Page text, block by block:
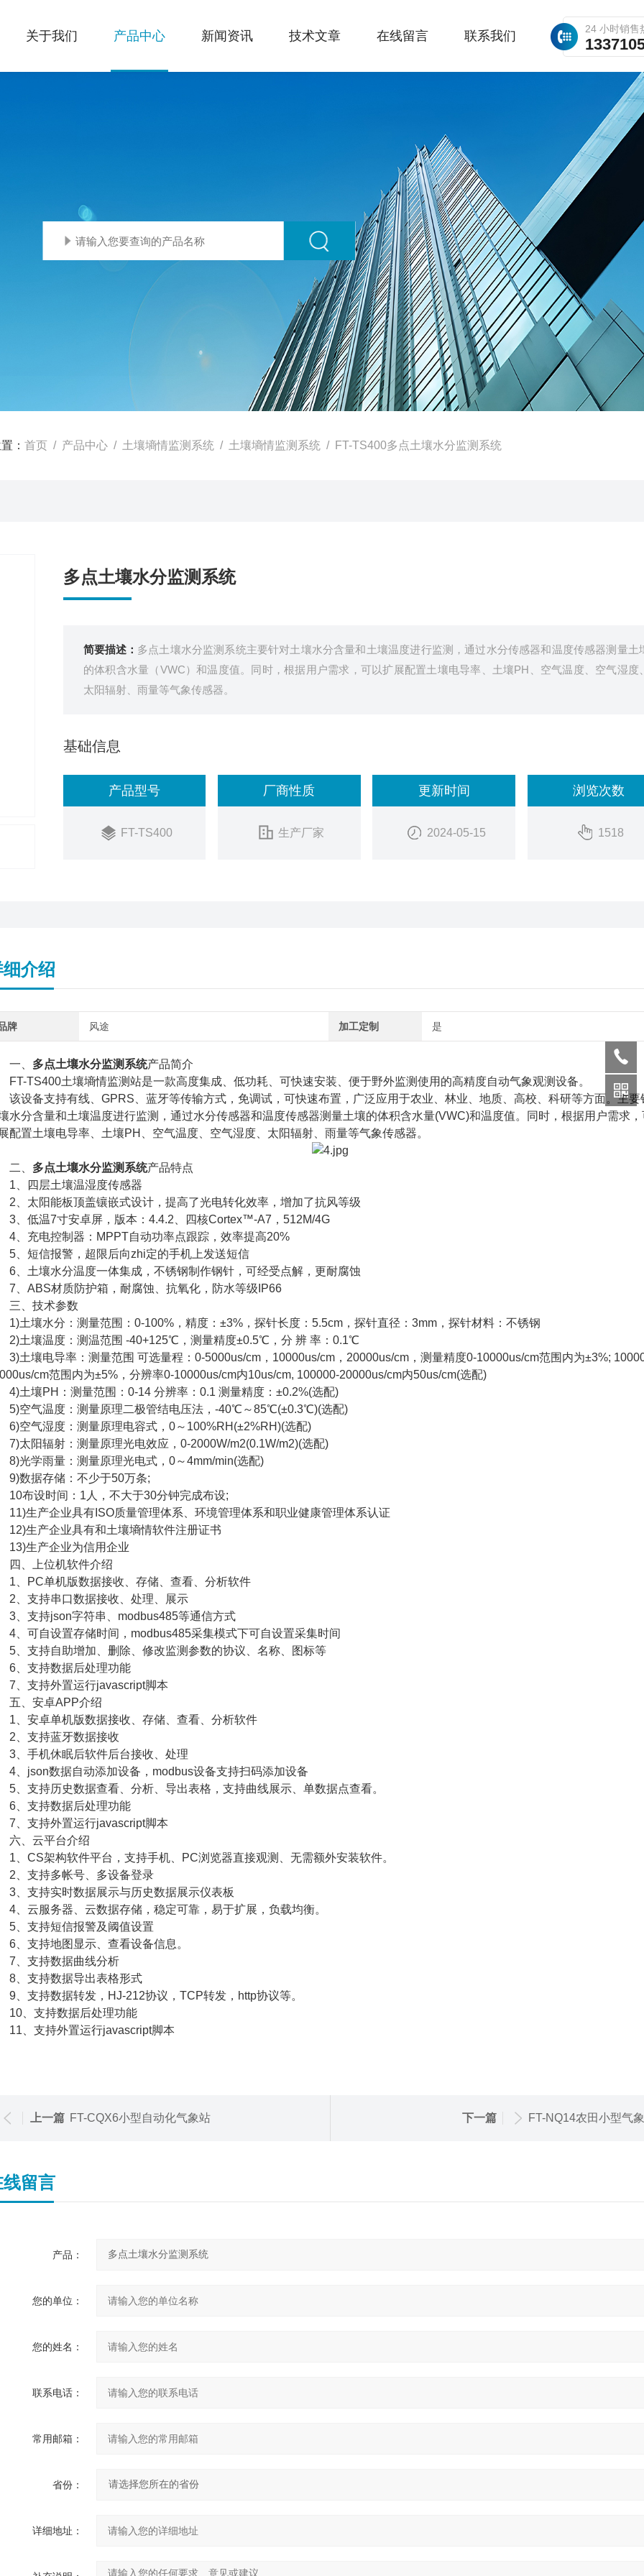
24 小时销售
关于我们 产品中心 新闻资讯 技术文章 在线留言 联系我们
： 首页 / 产品中心 / 土壤墒情监测系统 / 土壤墒情监测系统 / FT-TS400多点土壤水分监测系统
多点土壤水分监测系统
简要描述： 多点土壤水分监测系统主要针对土壤水分含量和土壤温度进行监测，通过水分传感器和温度传感器测量土
的体积含水量（VWC）和温度值。同时，根据用户需求，可以扩展配置土壤电导率、土壤PH、空气温度、空气湿度
太阳辐射、雨量等气象传感器。
基础信息
产品型号
FT-TS400
厂商性质
生产厂家
更新时间
2024-05-15
浏览次数
1518
介绍
牌 风途 加工定制 是
、 多点土壤水分监测系统产品简介
TS400土壤墒情监测站是一款高度集成、低功耗、可快速安装、便于野外监测使用的高精度自动气象观测设备。
备支持有线、GPRS、蓝牙等传输方式，免调试，可快速布置，广泛应用于农业、林业、地质、高校、科研等方面。主要
水分含量和土壤温度进行监测，通过水分传感器和温度传感器测量土壤的体积含水量(VWC)和温度值。同时，根据用户需求
配置土壤电导率、土壤PH、空气温度、空气湿度、太阳辐射、雨量等气象传感器。
、 多点土壤水分监测系统产品特点
四层土壤温湿度传感器
太阳能板顶盖镶嵌式设计，提高了光电转化效率，增加了抗风等级
低温7寸安卓屏，版本：4.4.2、四核Cortex™-A7，512M/4G
充电控制器：MPPT自动功率点跟踪，效率提高20%
短信报警，超限后向zhi定的手机上发送短信
土壤水分温度一体集成，不锈钢制作钢针，可经受点解，更耐腐蚀
ABS材质防护箱，耐腐蚀、抗氧化，防水等级IP66
技术参数
壤水分：测量范围：0-100%，精度：±3%，探针长度：5.5cm，探针直径：3mm，探针材料：不锈钢
壤温度：测温范围 -40+125℃，测量精度±0.5℃，分 辨 率：0.1℃
壤电导率：测量范围 可选量程：0-5000us/cm，10000us/cm，20000us/cm，测量精度0-10000us/cm范围内为±3%;
cm范围内为±5%，分辨率0-10000us/cm内10us/cm, 100000-20000us/cm内50us/cm(选配)
壤PH：测量范围：0-14 分辨率：0.1 测量精度：±0.2%(选配)
气温度：测量原理二极管结电压法，-40℃～85℃(±0.3℃)(选配)
气湿度：测量原理电容式，0～100%RH(±2%RH)(选配)
阳辐射：测量原理光电效应，0-2000W/m2(0.1W/m2)(选配)
学雨量：测量原理光电式，0～4mm/min(选配)
据存储：不少于50万条;
设时间：1人，不大于30分钟完成布设;
生产企业具有ISO质量管理体系、环境管理体系和职业健康管理体系认证
生产企业具有和土壤墒情软件注册证书
生产企业为信用企业
上位机软件介绍
PC单机版数据接收、存储、查看、分析软件
支持串口数据接收、处理、展示
支持json字符串、modbus485等通信方式
可自设置存储时间，modbus485采集模式下可自设置采集时间
支持自助增加、删除、修改监测参数的协议、名称、图标等
支持数据后处理功能
支持外置运行javascript脚本
安卓APP介绍
安卓单机版数据接收、存储、查看、分析软件
支持蓝牙数据接收
手机休眠后软件后台接收、处理
json数据自动添加设备，modbus设备支持扫码添加设备
支持历史数据查看、分析、导出表格，支持曲线展示、单数据点查看。
支持数据后处理功能
支持外置运行javascript脚本
云平台介绍
CS架构软件平台，支持手机、PC浏览器直接观测、无需额外安装软件。
支持多帐号、多设备登录
支持实时数据展示与历史数据展示仪表板
云服务器、云数据存储，稳定可靠，易于扩展，负载均衡。
支持短信报警及阈值设置
支持地图显示、查看设备信息。
支持数据曲线分析
支持数据导出表格形式
支持数据转发，HJ-212协议，TCP转发，http协议等。
支持数据后处理功能
支持外置运行javascript脚本
上一篇 FT-CQX6小型自动化气象站 下一篇 FT-NQ14农田小型气
线留言
产品：
您的单位：
您的姓名：
联系电话：
常用邮箱：
省份：
详细地址：